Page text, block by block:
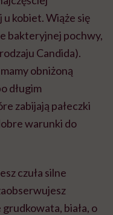
kobiet. Wiąże się
bakteryjnej pochwy,
Candida).
obniżoną
długim
zabijają pałeczki
warunki do
czuła silne
biała, o